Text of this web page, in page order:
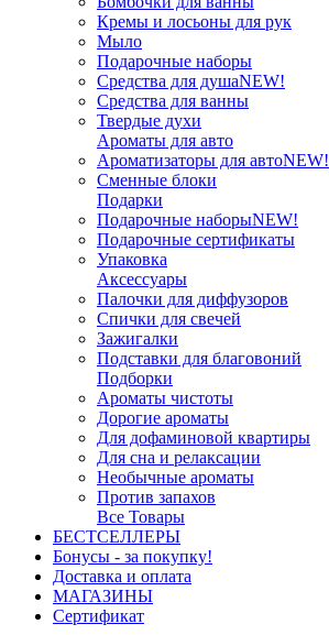
Кремы и лосьоны для рук
Мыло
Подарочные наборы
Средства для душаNEW!
Средства для ванны
Твердые духи
Ароматы для авто
Ароматизаторы для автоNEW!
Сменные блоки
Подарки
Подарочные наборыNEW!
Подарочные сертификаты
Упаковка
Аксессуары
Палочки для диффузоров
Спички для свечей
Зажигалки
Подставки для благовоний
Подборки
Ароматы чистоты
Дорогие ароматы
Для дофаминовой квартиры
Для сна и релаксации
Необычные ароматы
Против запахов
Все Товары
БЕСТСЕЛЛЕРЫ
Бонусы - за покупку!
Доставка и оплата
МАГАЗИНЫ
Cертификат